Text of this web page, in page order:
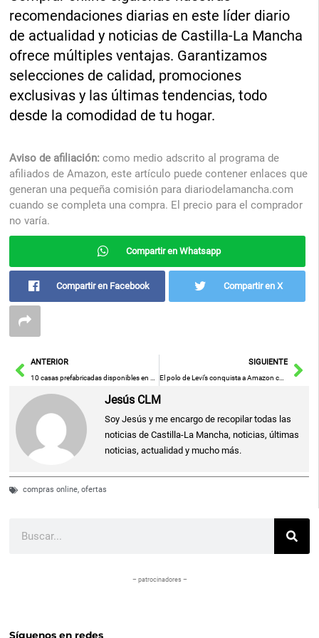
recomendaciones diarias en este líder diario
de actualidad y noticias de Castilla-La Mancha
ofrece múltiples ventajas. Garantizamos
selecciones de calidad, promociones
exclusivas y las últimas tendencias, todo
desde la comodidad de tu hogar.
Aviso de afiliación: como medio adscrito al programa de
afiliados de Amazon, este artículo puede contener enlaces que
generan una pequeña comisión para diariodelamancha.com
cuando se completa una compra. El precio para el comprador
no varía.
Compartir en Whatsapp
Compartir en Facebook Compartir en X
AntANTERIOR
10 casas prefabricadas disponibles en Amazon por menos de 20.000 euros y acabados premium
SIGUIENTE
El polo de Levi’s conquista a Amazon con más de 15.000 valoraciones y un irresistible descuento
Jesús CLM
Soy Jesús y me encargo de recopilar todas las
noticias de Castilla-La Mancha, noticias, últimas
noticias, actualidad y mucho más.
compras online,ofertas
– patrocinadores –
Síguenos en redes